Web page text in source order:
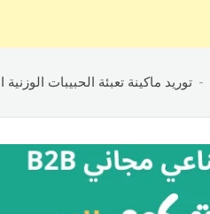
توريد ماكينة تعبئة الحبيبات